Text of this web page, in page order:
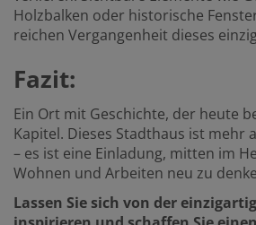
Holzbalken oder historische
reichen Vergangenheit dieses
Fazit:
Ein Ort mit Geschichte, der heute
Kapitel. Dieses Stadthaus ist mehr
– es ist eine Einladung, mitten im
Wohnen und Arbeiten neu zu
Lassen Sie sich von der